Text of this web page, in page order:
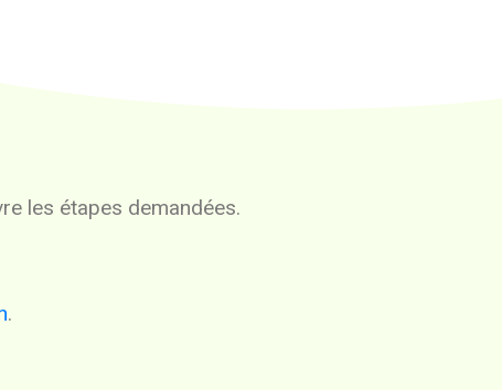
les étapes demandées.
.